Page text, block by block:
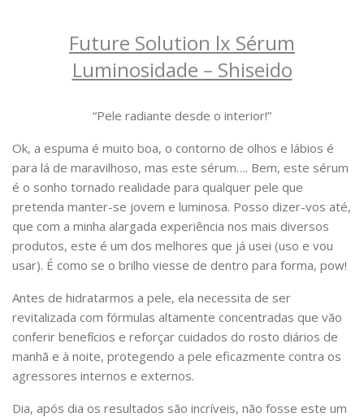
Future Solution lx Sérum
Luminosidade – Shiseido
“Pele radiante desde o interior!”
Ok, a espuma é muito boa, o contorno de olhos e lábios é
para lá de maravilhoso, mas este sérum…. Bem, este sérum
é o sonho tornado realidade para qualquer pele que
pretenda manter-se jovem e luminosa. Posso dizer-vos até,
que com a minha alargada experiência nos mais diversos
produtos, este é um dos melhores que já usei (uso e vou
usar). É como se o brilho viesse de dentro para forma, pow!
Antes de hidratarmos a pele, ela necessita de ser
revitalizada com fórmulas altamente concentradas que vão
conferir benefícios e reforçar cuidados do rosto diários de
manhã e à noite, protegendo a pele eficazmente contra os
agressores internos e externos.
Dia, após dia os resultados são incríveis, não fosse este um